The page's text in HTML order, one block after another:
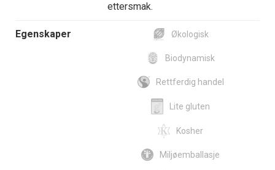
ettersmak.
Egenskaper Økologisk
Biodynamisk
Rettferdig handel
Lite gluten
Kosher
Miljøemballasje